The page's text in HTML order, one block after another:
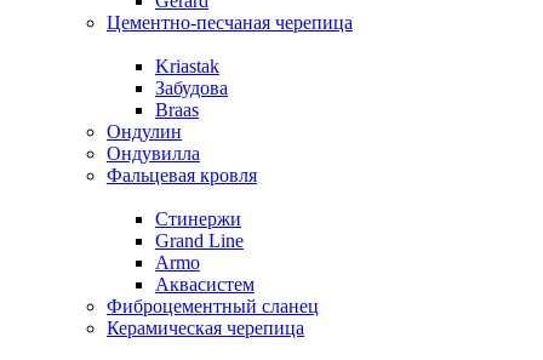
Цементно-песчаная черепица
Kriastak
Забудова
Braas
Ондулин
Ондувилла
Фальцевая кровля
Стинержи
Grand Line
Armo
Аквасистем
Фиброцементный сланец
Керамическая черепица